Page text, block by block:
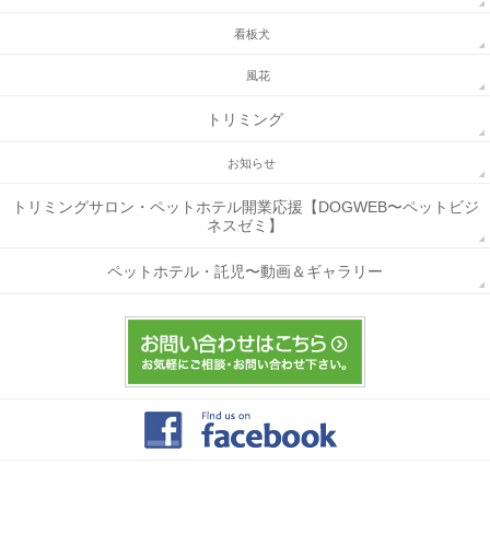
看板犬
風花
トリミング
お知らせ
トリミングサロン・ペットホテル開業応援【DOGWEB〜ペットビジ
ネスゼミ】
ペットホテル・託児〜動画＆ギャラリー